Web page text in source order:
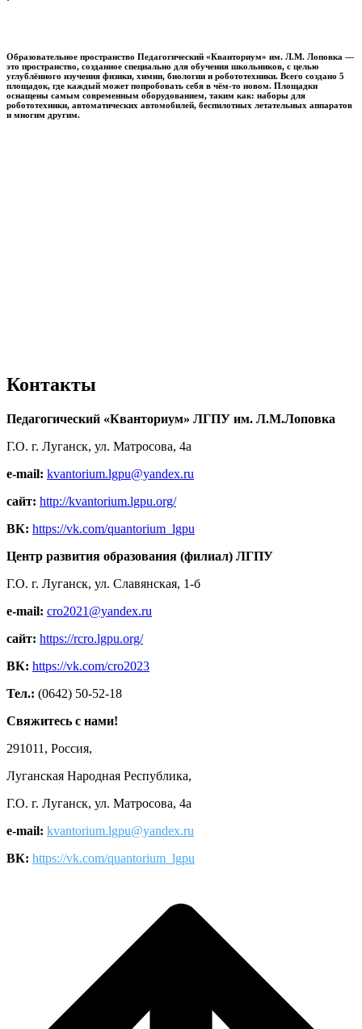
Образовательное пространство Педагогический «Кванториум» им. Л.М. Лоповка —
это пространство, созданное специально для обучения школьников, с целью
углублённого изучения физики, химии, биологии и робототехники. Всего создано 5
площадок, где каждый может попробовать себя в чём-то новом. Площадки
оснащены самым современным оборудованием, таким как: наборы для
робототехники, автоматических автомобилей, беспилотных летательных аппаратов
и многим другим.
Контакты
Педагогический «Кванториум» ЛГПУ им. Л.М.Лоповка
Г.О. г. Луганск, ул. Матросова, 4а
e-mail: kvantorium.lgpu@yandex.ru
сайт: http://kvantorium.lgpu.org/
ВК: https://vk.com/quantorium_lgpu
Центр развития образования (филиал) ЛГПУ
Г.О. г. Луганск, ул. Славянская, 1-б
e-mail: cro2021@yandex.ru
сайт: https://rcro.lgpu.org/
ВК: https://vk.com/cro2023
Тел.: (0642) 50-52-18
Свяжитесь с нами!
291011, Россия,
Луганская Народная Республика,
Г.О. г. Луганск, ул. Матросова, 4а
e-mail: kvantorium.lgpu@yandex.ru
ВК: https://vk.com/quantorium_lgpu